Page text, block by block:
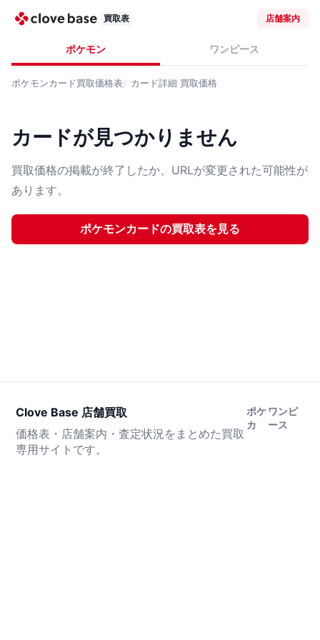
買取表 店舗案内
ポケモン ワンピース
ポケモンカード買取価格表 カード詳細 買取価格
カードが見つかりません
買取価格の掲載が終了したか、URLが変更された可能性が
あります。
ポケモンカードの買取表を見る
Clove Base 店舗買取
価格表・店舗案内・査定状況をまとめた買取
専用サイトです。
ポケ
カ
ワンピ
ース